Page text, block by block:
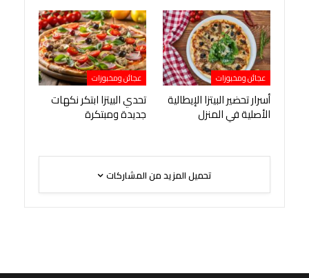
عجائن ومخبوزات
أسرار تحضير البيتزا الإيطالية
الأصلية في المنزل
عجائن ومخبوزات
تحدي البيتزا ابتكر نكهات
جديدة ومبتكرة
تحميل المزيد من المشاركات